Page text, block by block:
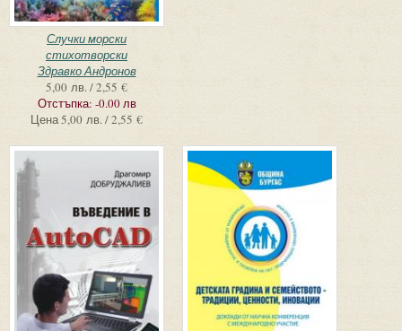
Случки морски
стихотворски
Здравко Андронов
5,00 лв. / 2,55 €
Отстъпка: -0.00 лв
Цена5,00 лв. / 2,55 €